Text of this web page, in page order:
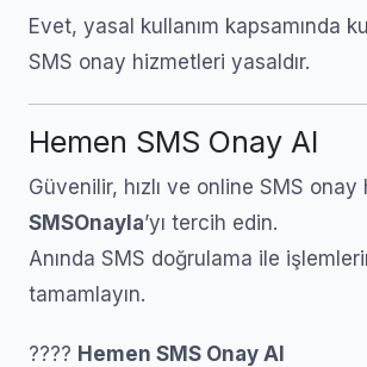
Evet, yasal kullanım kapsamında
SMS onay hizmetleri yasaldır.
Hemen SMS Onay Al
Güvenilir, hızlı ve online SMS
SMSOnayla’yı tercih edin.
Anında SMS doğrulama ile
tamamlayın.
???? Hemen SMS Onay Al